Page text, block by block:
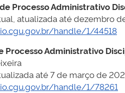
Processo Administrativo
atualizada até dezembro
handle/1/44518
Processo Administrativo
até 7 de março de
handle/1/78261